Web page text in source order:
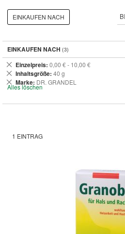
1 EINTRAG
EINKAUFEN NACH
EINKAUFEN NACH
Einzelpreis 0,00 € - 10,00 €
Dies
entfernen
Inhaltsgröße 40 g
Dies
entfernen
Marke DR. GRANDEL
Dies
entfernen
Alles löschen